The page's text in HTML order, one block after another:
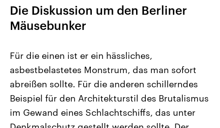
Landtagswahl Sachsen-Anhalt
2026
Alle Informationen
Sachsen-Anhalt wählt am 6.
September 2026 einen neuen
Landtag. Seit 2021 wird das
Bundesland von einer Koalition aus
Aktuelle Beiträge,
Hintergründe
Wirtschaftlich und
gehören die Vereinigten
den mächtigsten Ländern
mit großem Einfluss auf
Die Diskussion um den Berliner
Mäusebunker
Für die einen ist er ein hässliches,
asbestbelastetes Monstrum, das man sofort
abreißen sollte. Für die anderen schillerndes
Beispiel für den Architekturstil des Brutalismus
im Gewand eines Schlachtschiffs, das unter